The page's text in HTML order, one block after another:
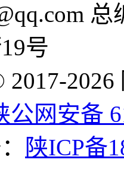
号
2017-
公网安备
陕ICP备